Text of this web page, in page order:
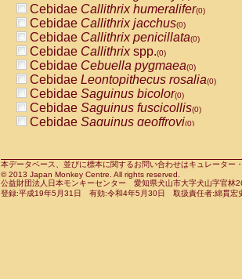
PitheciidaeChiropotes satanas(0)
PitheciidaePithecia monachus
PitheciidaePithecia pithecia(0)
CercopithecidaeCercocebus agilis
CercopithecidaeCercocebus
CercopithecidaeCercocebus
CercopithecidaeCercocebus
CercopithecidaeCercocebus
CercopithecidaeCercocebushybrid
CercopithecidaePapio anubis(0)
CercopithecidaePapio cynocephalus
CercopithecidaePapio hamadryas(0)
Cebidae Callithrix humeralifer(0)
Cebidae Callithrix jacchus(0)
Cebidae Callithrix penicillata(0)
Cebidae Callithrixspp.(0)
Cebidae Cebuella pygmaea(0)
Cebidae Leontopithecus rosalia(0)
Cebidae Saguinus bicolor(0)
Cebidae Saguinus fuscicollis(0)
Cebidae Saguinus geoffroyi(0)
CebidaeSaguinus leucopus(0)
CebidaeSaguinus midas(0)
Cebidae Saguinus mystax(0)
本データベース、並びに標本に関するお問い合わせはキュレータ
© 2013 Japan Monkey Centre. All rights reserved.
公益財団法人日本モンキーセンター 愛知県犬山市大字犬山字官
登録:平成19年5月31日 有効:令和4年5月30日 取扱責任者:綿貫宏